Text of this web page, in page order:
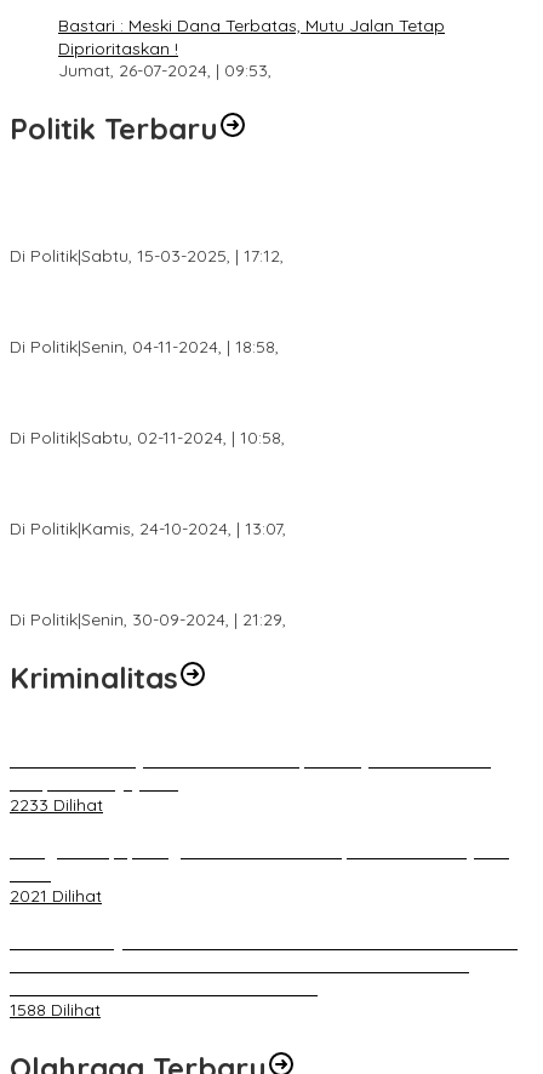
Bastari : Meski Dana Terbatas, Mutu Jalan Tetap
Diprioritaskan !
Jumat, 26-07-2024, | 09:53,
Politik Terbaru
Di Politik|Sabtu, 15-03-2025, | 17:12,
Di Politik|Senin, 04-11-2024, | 18:58,
Di Politik|Sabtu, 02-11-2024, | 10:58,
Di Politik|Kamis, 24-10-2024, | 13:07,
Di Politik|Senin, 30-09-2024, | 21:29,
Kriminalitas
2233 Dilihat
2021 Dilihat
1588 Dilihat